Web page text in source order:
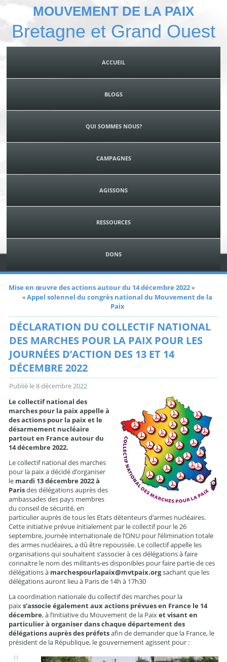
MOUVEMENT DE LA PAIX
Bretagne et Grand Ouest
ACCUEIL
BLOGS
QUI SOMMES NOUS?
CAMPAGNES
AGISSONS
RESSOURCES
DONS
Mise en œuvre des actions autour du 14 décembre 2022»
«Appel solennel du congrès national du Mouvement de la
Paix
DÉCLARATION DU COLLECTIF NATIONAL
DES MARCHES POUR LA PAIX POUR LES
JOURNÉES D’ACTION DES 13 ET 14
DÉCEMBRE 2022
Publié le8 décembre 2022
Le collectif national des
marches pour la paix appelle à
des actions pour la paix et le
désarmement nucléaire
partout en France autour du
14 décembre 2022.
Le collectif national des marches
pour la paix a décidé d’organiser
le mardi 13 décembre 2022 à
Parisdes délégations auprès des
ambassades des pays membres
du conseil de sécurité, en
particulier auprès de tous les Etats détenteurs d’armes nucléaires.
Cette initiative prévue initialement par le collectif pour le 26
septembre, journée internationale de l’ONU pour l’élimination totale
des armes nucléaires, a dû être repoussée. Le collectif appelle les
organisations qui souhaitent s’associer à ces délégations à faire
connaitre le nom des militants-es disponibles pour faire partie de ces
délégations à marchespourlapaix@mvtpaix.orgsachant que les
délégations auront lieu à Paris de 14h à 17h30
La coordination nationale du collectif des marches pour la
paixs’associe également aux actions prévues en France le 14
décembre, à l’initiative du Mouvement de la Paixet visant en
particulier à organiser dans chaque département des
délégations auprès des préfetsafin de demander que la France, le
président de la République, le gouvernement agissent pour :